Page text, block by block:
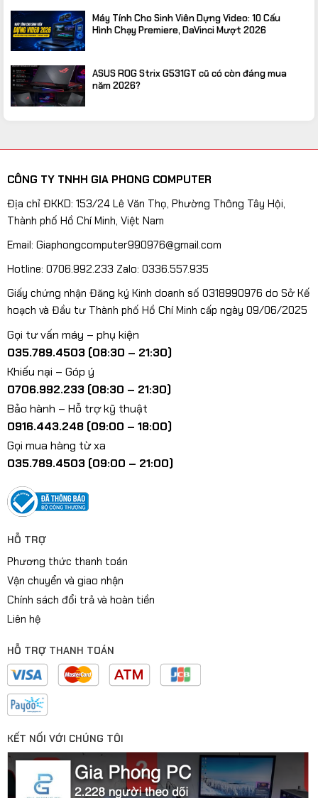
Máy Tính Cho Sinh Viên Dựng Video: 10 Cấu
Hình Chạy Premiere, DaVinci Mượt 2026
ASUS ROG Strix G531GT cũ có còn đáng mua
năm 2026?
CÔNG TY TNHH GIA PHONG COMPUTER
Địa chỉ ĐKKD: 153/24 Lê Văn Thọ, Phường Thông Tây Hội,
Thành phố Hồ Chí Minh, Việt Nam
Email: Giaphongcomputer990976@gmail.com
Hotline: 0706.992.233 Zalo: 0336.557.935
Giấy chứng nhận Đăng ký Kinh doanh số 0318990976 do Sở Kế
hoạch và Đầu tư Thành phố Hồ Chí Minh cấp ngày 09/06/2025
Gọi tư vấn máy – phụ kiện
035.789.4503 (08:30 – 21:30)
Khiếu nại – Góp ý
0706.992.233 (08:30 – 21:30)
Bảo hành – Hỗ trợ kỹ thuật
0916.443.248 (09:00 – 18:00)
Gọi mua hàng từ xa
035.789.4503 (09:00 – 21:00)
HỖ TRỢ
Phương thức thanh toán
Vận chuyển và giao nhận
Chính sách đổi trả và hoàn tiền
Liên hệ
HỖ TRỢ THANH TOÁN
KẾT NỐI VỚI CHÚNG TÔI